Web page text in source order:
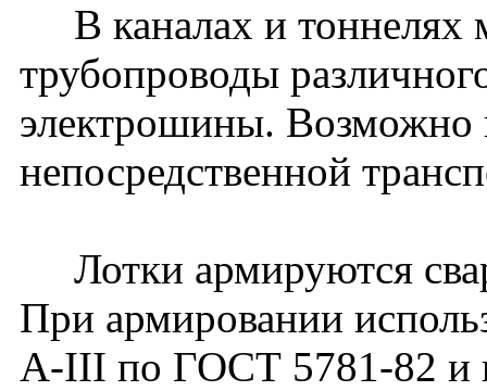
В каналах и тоннелях
трубопроводы
электрошины. Возможно
непосредственной
Лотки армируются
При армировании
А-III по ГОСТ 5781-82 и